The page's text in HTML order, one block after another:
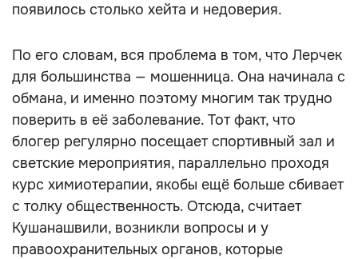
появилось столько хейта и недоверия.
По его словам, вся проблема в том, что Лерчек
для большинства — мошенница. Она начинала с
обмана, и именно поэтому многим так трудно
поверить в её заболевание. Тот факт, что
блогер регулярно посещает спортивный зал и
светские мероприятия, параллельно проходя
курс химиотерапии, якобы ещё больше сбивает
с толку общественность. Отсюда, считает
Кушанашвили, возникли вопросы и у
правоохранительных органов, которые